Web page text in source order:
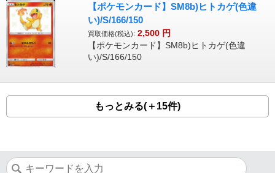
【ポケモンカード】SM8b)ヒトカゲ(色違
い)/S/166/150
買取価格(税込): 2,500 円
【ポケモンカード】SM8b)ヒトカゲ(色違
い)/S/166/150
もっとみる(＋15件)